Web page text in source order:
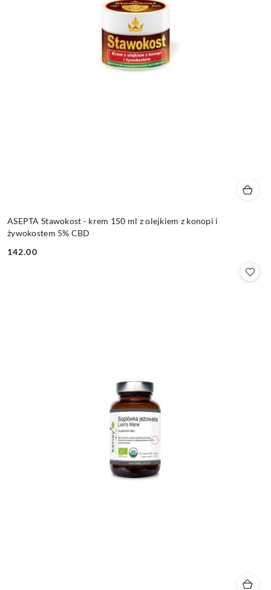
ASEPTA Stawokost - krem 150 ml z olejkiem z konopi i
żywokostem 5% CBD
Cena:
142.00